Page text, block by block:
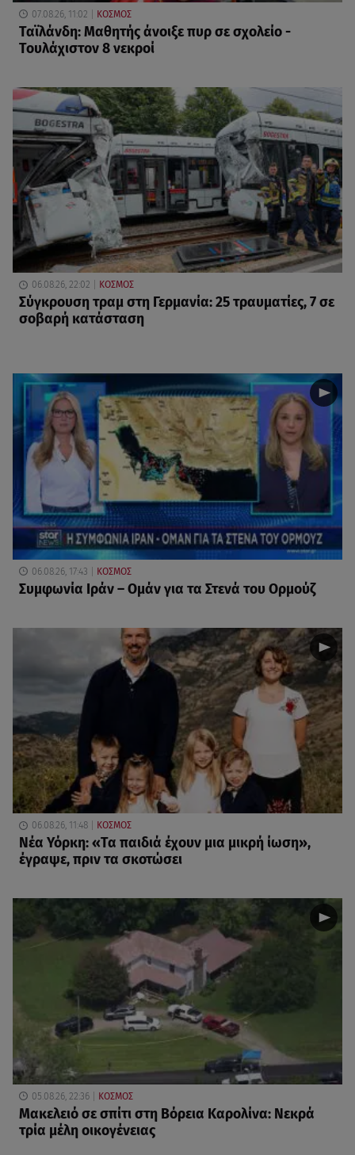
07.08.26, 11:02 ΚΟΣΜΟΣ
Ταϊλάνδη: Μαθητής άνοιξε πυρ σε σχολείο -
Τουλάχιστον 8 νεκροί
06.08.26, 22:02 ΚΟΣΜΟΣ
Σύγκρουση τραμ στη Γερμανία: 25 τραυματίες, 7 σε
σοβαρή κατάσταση
06.08.26, 17:43 ΚΟΣΜΟΣ
Συμφωνία Ιράν – Ομάν για τα Στενά του Ορμούζ
06.08.26, 11:48 ΚΟΣΜΟΣ
Νέα Υόρκη: «Τα παιδιά έχουν μια μικρή ίωση»,
έγραψε, πριν τα σκοτώσει
05.08.26, 22:36 ΚΟΣΜΟΣ
Μακελειό σε σπίτι στη Βόρεια Καρολίνα: Νεκρά
τρία μέλη οικογένειας